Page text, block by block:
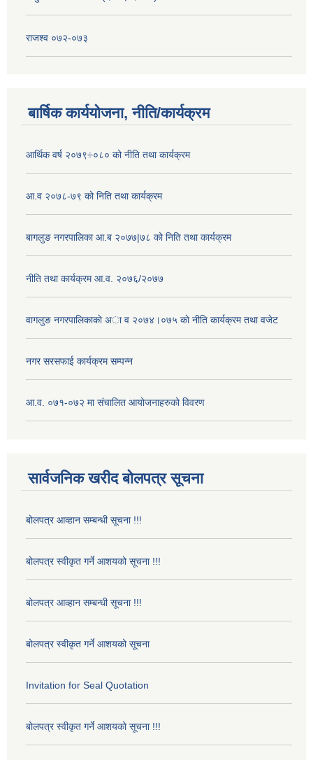
राजश्व ०७२-०७३
बार्षिक कार्ययोजना, नीति/कार्यक्रम
आर्थिक वर्ष २०७९÷०८० को नीति तथा कार्यक्रम
आ.व २०७८-७९ को निति तथा कार्यक्रम
बागलुङ नगरपालिका आ.ब २०७७|७८ को निति तथा कार्यक्रम
नीति तथा कार्यक्रम आ.व. २०७६/२०७७
वागलुङ नगरपालिकाकाे अा‍ व २०७४।०७५ काे नीति कार्यक्रम तथा वजेट
नगर सरसफाई कार्यक्रम सम्पन्न
आ.व. ०७१-०७२ मा संचालित आयोजनाहरुको विवरण
सार्वजनिक खरीद बोलपत्र सूचना
बोलपत्र आव्हान सम्बन्धी सूचना !!!
बोलपत्र स्वीकृत गर्ने आशयको सूचना !!!
बोलपत्र आव्हान सम्बन्धी सूचना !!!
बोलपत्र स्वीकृत गर्ने आशयको सूचना
Invitation for Seal Quotation
बोलपत्र स्वीकृत गर्ने आशयको सूचना !!!